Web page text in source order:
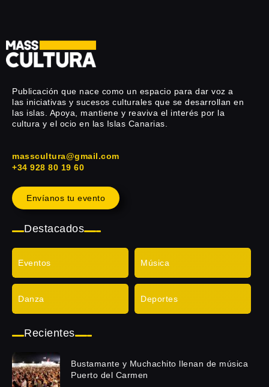
Publicación que nace como un espacio para dar voz a
las iniciativas y sucesos culturales que se desarrollan en
las islas. Apoya, mantiene y reaviva el interés por la
cultura y el ocio en las Islas Canarias.
masscultura@gmail.com
+34 928 80 19 60
Envíanos tu evento
Destacados
Eventos Música
Danza Deportes
Recientes
Bustamante y Muchachito llenan de música
Puerto del Carmen